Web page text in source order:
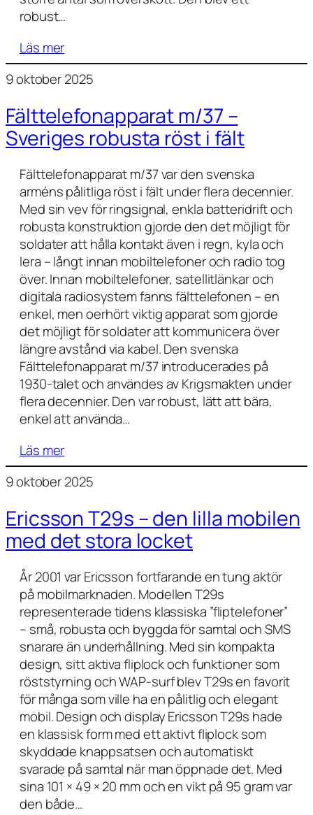
robust…
Läs mer
9 oktober 2025
Fälttelefonapparat m/37 –
Sveriges robusta röst i fält
Fälttelefonapparat m/37 var den svenska
arméns pålitliga röst i fält under flera decennier.
Med sin vev för ringsignal, enkla batteridrift och
robusta konstruktion gjorde den det möjligt för
soldater att hålla kontakt även i regn, kyla och
lera – långt innan mobiltelefoner och radio tog
över. Innan mobiltelefoner, satellitlänkar och
digitala radiosystem fanns fälttelefonen – en
enkel, men oerhört viktig apparat som gjorde
det möjligt för soldater att kommunicera över
längre avstånd via kabel. Den svenska
Fälttelefonapparat m/37 introducerades på
1930-talet och användes av Krigsmakten under
flera decennier. Den var robust, lätt att bära,
enkel att använda…
Läs mer
9 oktober 2025
Ericsson T29s – den lilla mobilen
med det stora locket
År 2001 var Ericsson fortfarande en tung aktör
på mobilmarknaden. Modellen T29s
representerade tidens klassiska ”fliptelefoner”
– små, robusta och byggda för samtal och SMS
snarare än underhållning. Med sin kompakta
design, sitt aktiva fliplock och funktioner som
röststyrning och WAP-surf blev T29s en favorit
för många som ville ha en pålitlig och elegant
mobil. Design och display Ericsson T29s hade
en klassisk form med ett aktivt fliplock som
skyddade knappsatsen och automatiskt
svarade på samtal när man öppnade det. Med
sina 101 × 49 × 20 mm och en vikt på 95 gram var
den både…